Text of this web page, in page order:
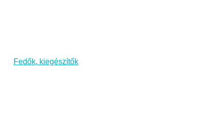
Fedők, kiegészítők